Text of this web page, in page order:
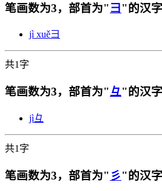
笔画数为3，部首为"彐 "的汉字
jì xuě彐
共1字
笔画数为3，部首为"彑"的汉字
jì彑
共1字
笔画数为3，部首为" 彡"的汉字